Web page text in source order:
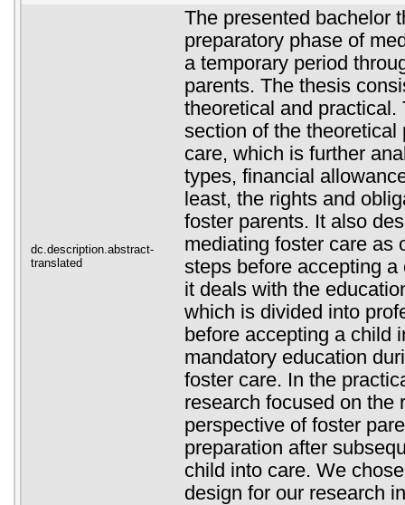
dc.description.abstract-
translated
The presented bachelor
preparatory phase of
a temporary period
parents. The thesis
theoretical and practical.
section of the theoretical
care, which is further
types, financial
least, the rights and
foster parents. It also
mediating foster care as
steps before accepting
it deals with the
which is divided into
before accepting a child
mandatory education
foster care. In the
research focused on the
perspective of foster
preparation after
child into care. We
design for our research